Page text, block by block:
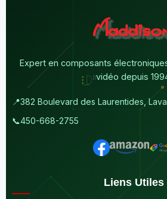
Expert en composants
vidéo depuis
📍382 Boulevard des Laurentides,
📞450-668-2755
Liens Utiles